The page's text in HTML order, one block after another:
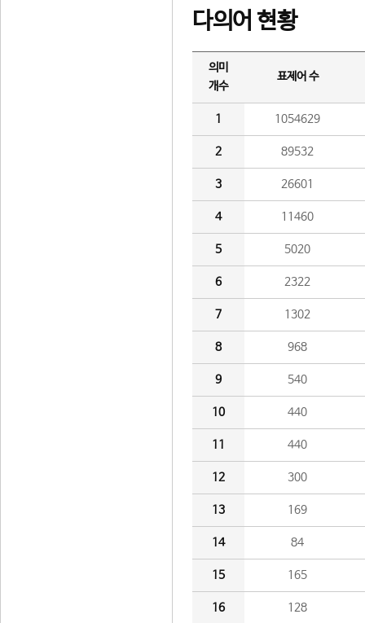
다의어 현황
의미
개수
표제어 수
1 1054629
2 89532
3 26601
4 11460
5 5020
6 2322
7 1302
8 968
9 540
10 440
11 440
12 300
13 169
14 84
15 165
16 128